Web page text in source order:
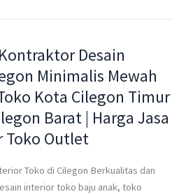
Desain
Minimalis Mewah
Kota Cilegon Timur
Barat | Harga Jasa
Toko Outlet
Toko di Cilegon Berkualitas dan
interior toko baju anak, toko